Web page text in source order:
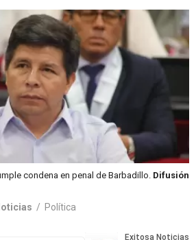
condena en penal de Barbadillo. Difusión
/ Política